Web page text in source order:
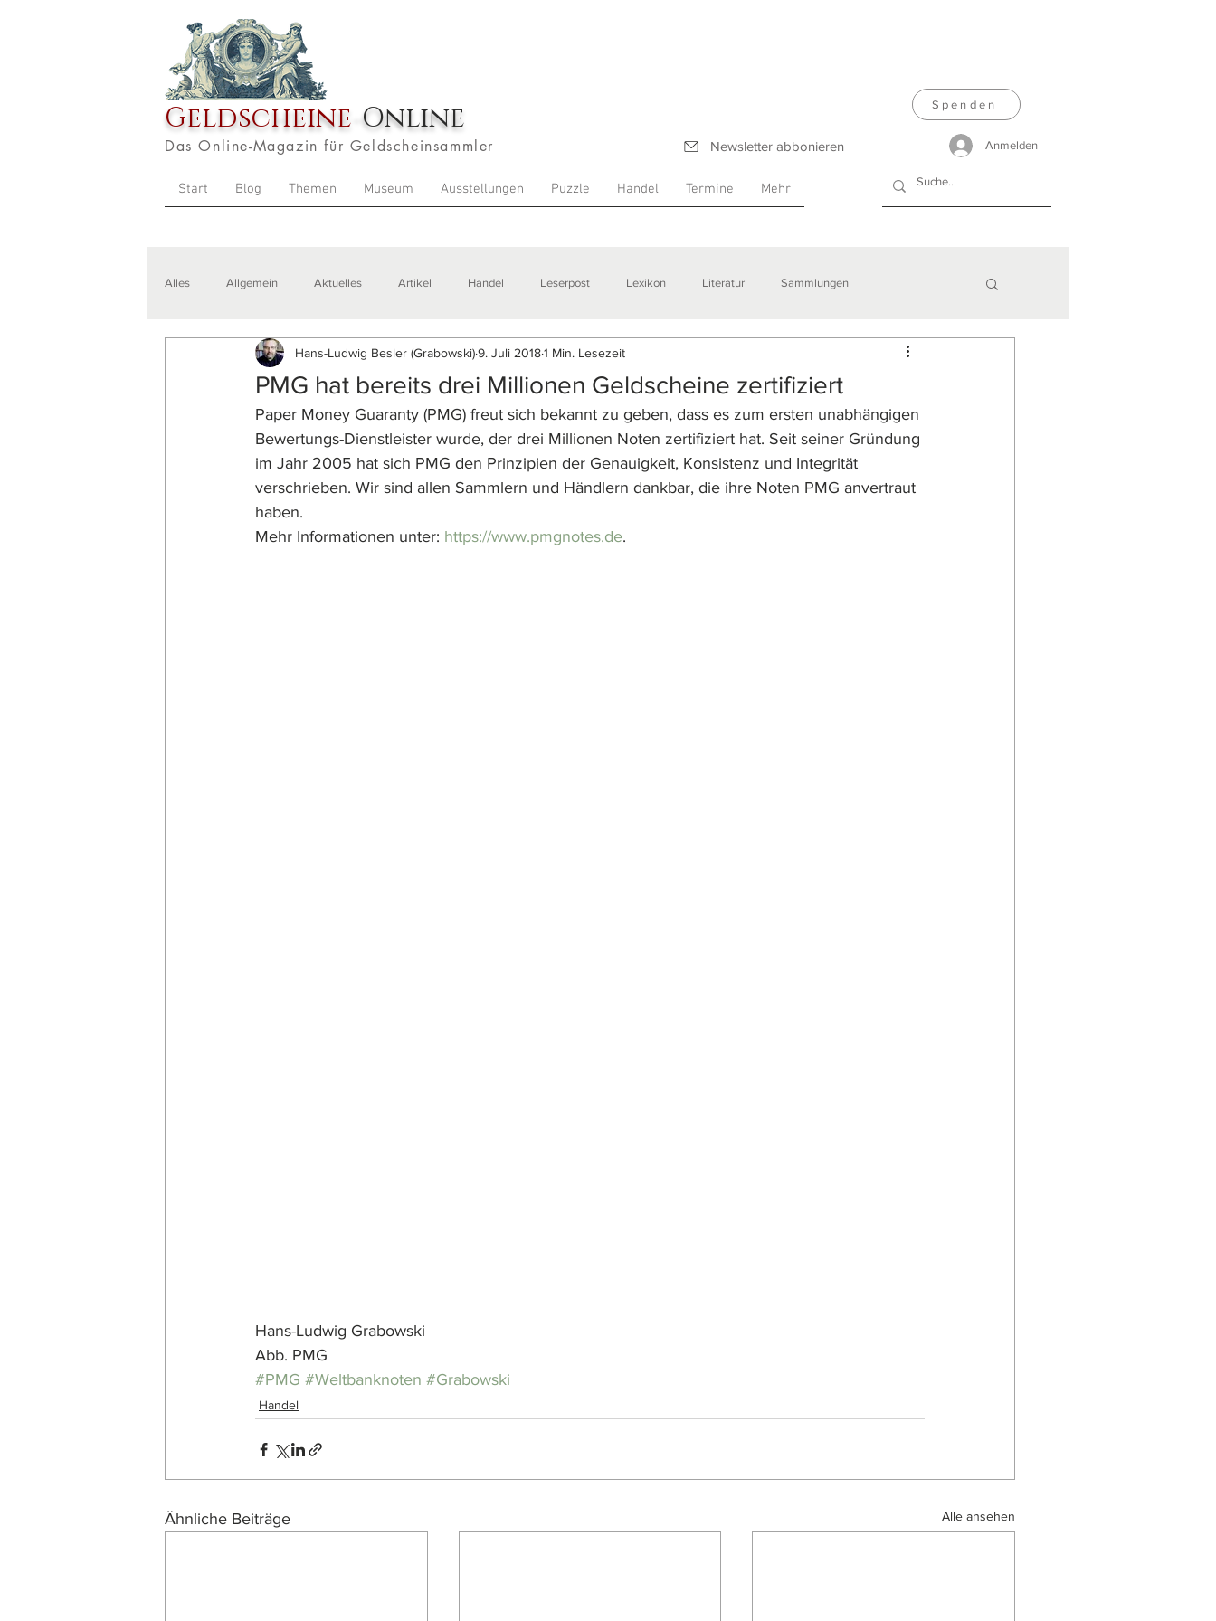
Geldscheine-Online
Das Online-Magazin für Geldscheinsammler Newsletter abbonieren
Start Blog Themen Museum Ausstellungen Puzzle Handel Termine Mehr
Spenden
Anmelden
Alles Allgemein Aktuelles Artikel Handel Leserpost Lexikon Literatur Sammlungen
Veranstaltungen Zitate Ausstellungen
PMG hat bereits drei Millionen Geldscheine zertifiziert
Hans-Ludwig Besler (Grabowski)9. Juli 20181 Min. Lesezeit
Paper Money Guaranty (PMG) freut sich bekannt zu geben, dass es zum ersten unabhängigen
Bewertungs-Dienstleister wurde, der drei Millionen Noten zertifiziert hat. Seit seiner Gründung
im Jahr 2005 hat sich PMG den Prinzipien der Genauigkeit, Konsistenz und Integrität
verschrieben. Wir sind allen Sammlern und Händlern dankbar, die ihre Noten PMG anvertraut
haben.
Mehr Informationen unter: https://www.pmgnotes.de.
Hans-Ludwig Grabowski
Abb. PMG
#PMG #Weltbanknoten #Grabowski
Handel
Ähnliche Beiträge Alle ansehen